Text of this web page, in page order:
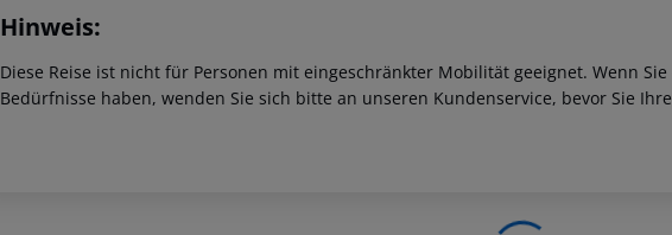
Hinweis:
Diese Reise ist nicht für Personen mit eingeschränkter Mobilität geeignet. Wenn
Bedürfnisse haben, wenden Sie sich bitte an unseren Kundenservice, bevor Sie